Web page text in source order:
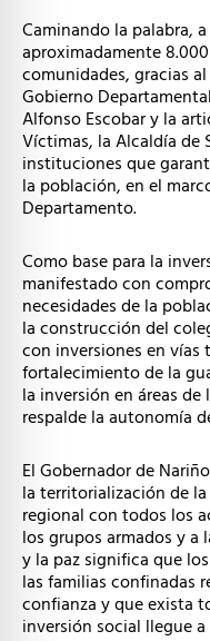
Caminando la palabra,
aproximadamente
comunidades, gracias
Gobierno
Alfonso Escobar y la
Víctimas, la Alcaldía de
instituciones que
la población, en el
Departamento.
Como base para la
manifestado con
necesidades de la
la construcción del
con inversiones en vías
fortalecimiento de la
la inversión en áreas
respalde la autonomía
El Gobernador de
la territorialización de
regional con todos los
los grupos armados y a
y la paz significa que
las familias confinadas
confianza y que exista
inversión social llegue